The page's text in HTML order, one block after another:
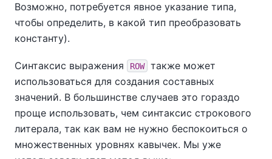
Возможно, потребуется явное указание типа,
чтобы определить, в какой тип преобразовать
константу).
Синтаксис выражения ROW
также может
использоваться для создания составных
значений. В большинстве случаев это гораздо
проще использовать, чем синтаксис строкового
литерала, так как вам не нужно беспокоиться о
множественных уровнях кавычек. Мы уже